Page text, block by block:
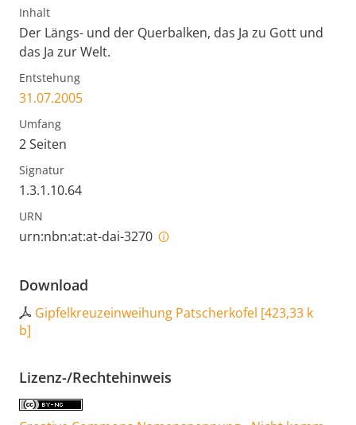
Inhalt
Der Längs- und der Querbalken, das Ja zu Gott und
das Ja zur Welt.
Entstehung
31.07.2005
Umfang
2 Seiten
Signatur
1.3.1.10.64
URN
urn:nbn:at:at-dai-3270
Download
Gipfelkreuzeinweihung Patscherkofel [423,33 k
b]
Lizenz-/Rechtehinweis